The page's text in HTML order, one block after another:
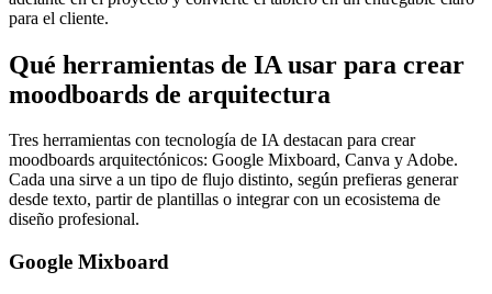
para el cliente.
Qué herramientas de IA usar para crear
moodboards de arquitectura
Tres herramientas con tecnología de IA destacan para crear
moodboards arquitectónicos: Google Mixboard, Canva y Adobe.
Cada una sirve a un tipo de flujo distinto, según prefieras generar
desde texto, partir de plantillas o integrar con un ecosistema de
diseño profesional.
Google Mixboard